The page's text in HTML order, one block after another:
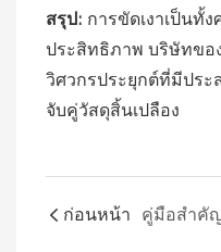
สรุป: การขัดเงาเป็นทั้
ประสิทธิภาพ บริษัทขอ
วิศวกรประยุกต์ที่มีปร
จับคู่วัสดุสิ้นเปลือง
ก่อนหน้า